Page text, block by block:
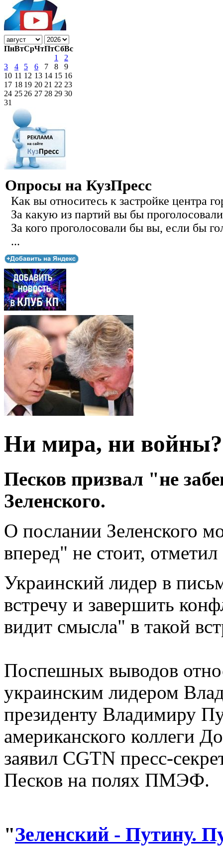
ПнВтСрЧтПтСбВс
1
2
3
4 5 6 7 8
9
10 11 12 13 14 15 16
17 18 19 20 21 22 23
24 25 26 27 28 29 30
31
Опросы на КузПресс
Как вы относитесь к застройке центра
За какую из партий вы бы
За кого проголосовали бы вы, если бы
...
Ни мира, ни
Песков призвал "не
Зеленского.
О послании Зеленского
вперед" не стоит,
Украинский лидер в
встречу и завершить
видит смысла" в такой
Поспешных выводов
украинским лидером
президенту Владимиру
американского коллеги
заявил CGTN пресс-
Песков на полях ПМЭФ.
"Зеленский - Путину.